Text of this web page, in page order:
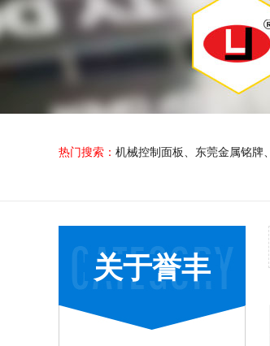
热门搜索： 机械控制面板 、 东莞金属铭牌、
关于誉丰